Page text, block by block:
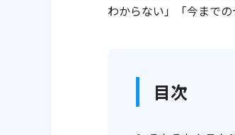
わからない」「今まで
目次